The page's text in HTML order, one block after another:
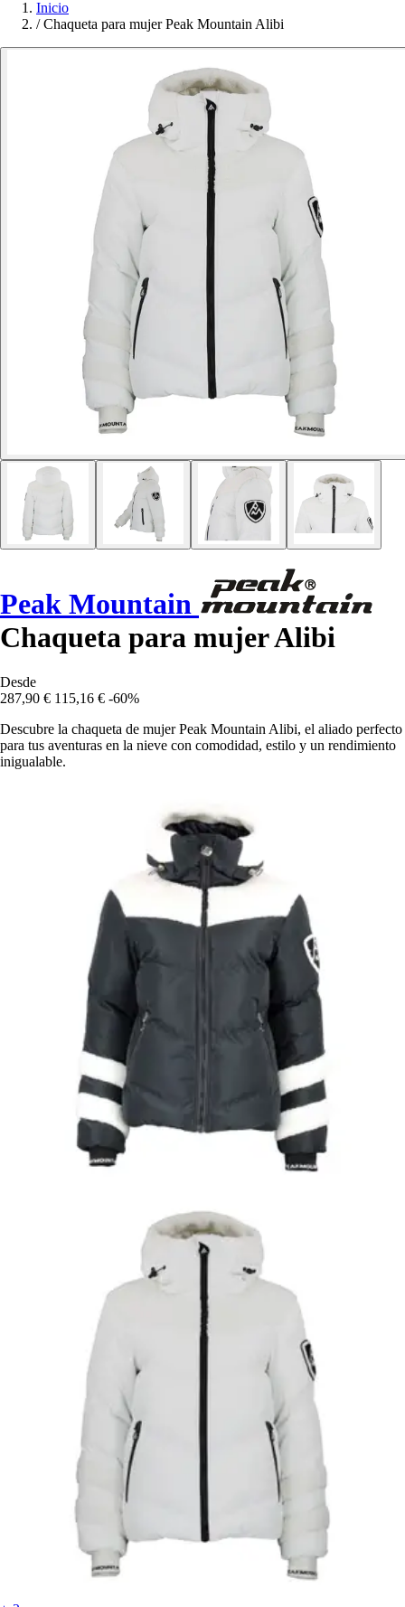
Inicio
/ Chaqueta para mujer Peak Mountain Alibi
Peak Mountain
Chaqueta para mujer Alibi
Desde
287,90 € 115,16 € -60%
Descubre la chaqueta de mujer Peak Mountain Alibi, el aliado perfecto
para tus aventuras en la nieve con comodidad, estilo y un rendimiento
inigualable.